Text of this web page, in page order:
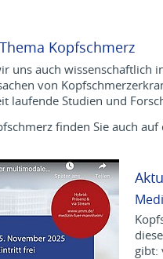
Kopfschmerz
uns auch
von
laufende Studien und
finden Sie auch
gibt: